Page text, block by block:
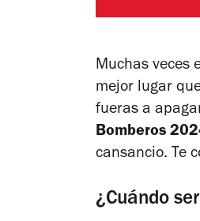
Muchas veces
mejor lugar
fueras a
Bomberos
cansancio. Te
¿Cuándo